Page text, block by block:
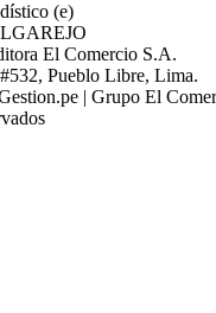
(e)
El Comercio S.A.
Pueblo Libre, Lima.
| Grupo El